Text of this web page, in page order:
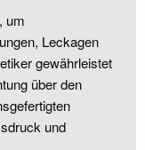
um
Leckagen
gewährleistet
über den
und